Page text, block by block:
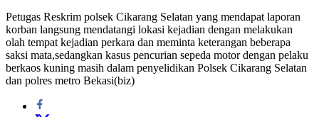
Petugas Reskrim polsek Cikarang Selatan yang mendapat laporan
korban langsung mendatangi lokasi kejadian dengan melakukan
olah tempat kejadian perkara dan meminta keterangan beberapa
saksi mata,sedangkan kasus pencurian sepeda motor dengan pelaku
berkaos kuning masih dalam penyelidikan Polsek Cikarang Selatan
dan polres metro Bekasi(biz)